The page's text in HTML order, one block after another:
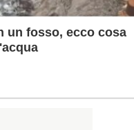
un fosso, ecco cosa